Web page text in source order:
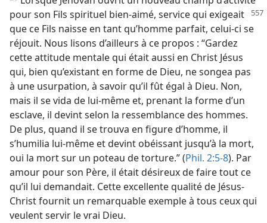
pour son Fils spirituel bien-aimé, service qui exigeait
que ce Fils naisse en tant qu’homme parfait, celui-ci se
réjouit. Nous lisons d’ailleurs à ce propos : “Gardez
cette attitude mentale qui était aussi en Christ Jésus
qui, bien qu’existant en forme de Dieu, ne songea pas
à une usurpation, à savoir qu’il fût égal à Dieu. Non,
mais il se vida de lui-​même et, prenant la forme d’un
esclave, il devint selon la ressemblance des hommes.
De plus, quand il se trouva en figure d’homme, il
s’humilia lui-​même et devint obéissant jusqu’à la mort,
oui la mort sur un poteau de torture.” (Phil. 2:5-8). Par
amour pour son Père, il était désireux de faire tout ce
qu’il lui demandait. Cette excellente qualité de Jésus-
Christ fournit un remarquable exemple à tous ceux qui
veulent servir le vrai Dieu.